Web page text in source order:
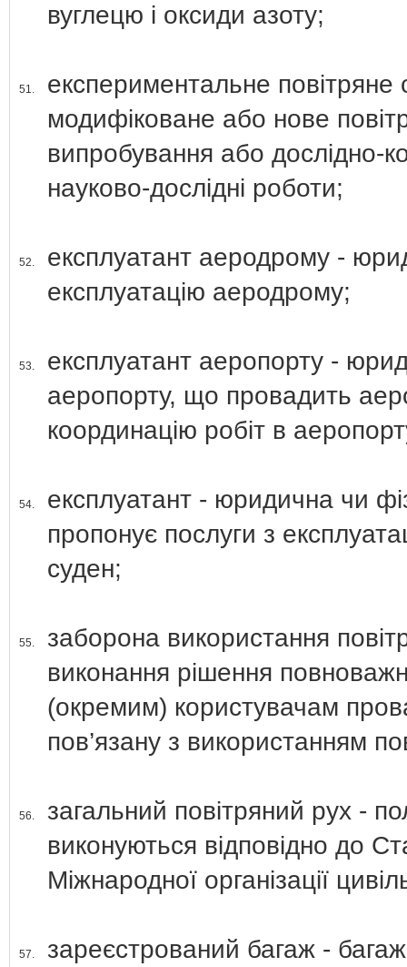
вуглецю і оксиди азоту;
51.
експериментальне повітряне
модифіковане або нове
випробування або дослідно-
науково-дослідні роботи;
52.
експлуатант аеродрому -
експлуатацію аеродрому;
53.
експлуатант аеропорту -
аеропорту, що провадить
координацію робіт в
54.
експлуатант - юридична чи
пропонує послуги з
суден;
55.
заборона використання
виконання рішення
(окремим) користувачам
пов’язану з використанням
56.
загальний повітряний рух -
виконуються відповідно до
Міжнародної організації
57.
зареєстрований багаж -